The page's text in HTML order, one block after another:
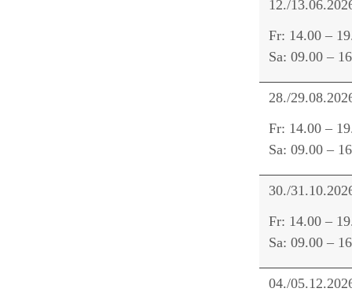
12./
Fr: 14.00 –
Sa: 09.00 –
28./
Fr: 14.00 –
Sa: 09.00 –
30./
Fr: 14.00 –
Sa: 09.00 –
04./